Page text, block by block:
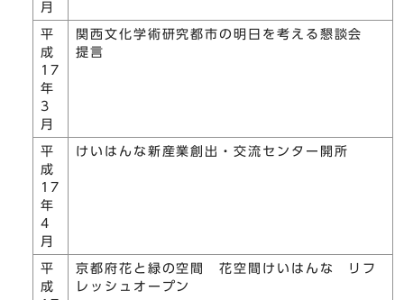
月
平
成
17
年
3
月
関西文化学術研究都市の明日を考える懇談会
提言
平
成
17
年
4
月
けいはんな新産業創出・交流センター開所
平
成
京都府花と緑の空間 花空間けいはんな リフ
レッシュオープン